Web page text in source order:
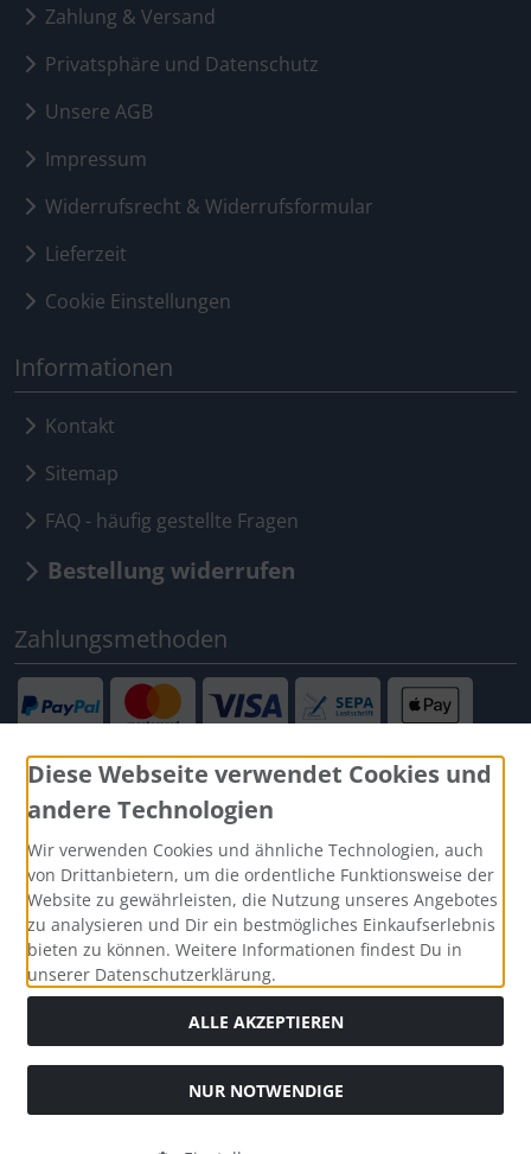
Zahlung & Versand
Privatsphäre und Datenschutz
Unsere AGB
Impressum
Widerrufsrecht & Widerrufsformular
Lieferzeit
Cookie Einstellungen
Informationen
Kontakt
Sitemap
FAQ - häufig gestellte Fragen
Bestellung widerrufen
Zahlungsmethoden
Social Media
Alle Preise inkl. gesetzl. MwSt. zzgl.Versandkosten. Die
Diese Webseite verwendet Cookies und
andere Technologien
Wir verwenden Cookies und ähnliche Technologien, auch
von Drittanbietern, um die ordentliche Funktionsweise der
Website zu gewährleisten, die Nutzung unseres Angebotes
zu analysieren und Dir ein bestmögliches Einkaufserlebnis
bieten zu können. Weitere Informationen findest Du in
unserer Datenschutzerklärung.
ALLE AKZEPTIEREN
NUR NOTWENDIGE